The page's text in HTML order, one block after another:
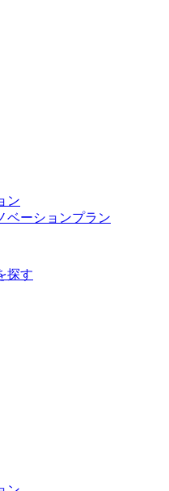
ン
ベーションプラン
探す